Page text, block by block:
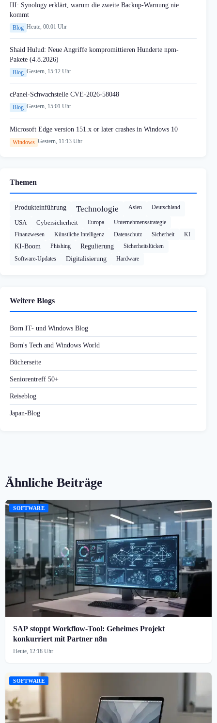
III: Synology erklärt, warum die zweite Backup-Warnung nie
kommt
Blog Heute, 00:01 Uhr
Shaid Hulud: Neue Angriffe kompromittieren Hunderte npm-
Pakete (4.8.2026)
Blog Gestern, 15:12 Uhr
cPanel-Schwachstelle CVE-2026-58048
Blog Gestern, 15:01 Uhr
Microsoft Edge version 151.x or later crashes in Windows 10
Windows Gestern, 11:13 Uhr
Themen
Produkteinführung Technologie Asien Deutschland
USA Cybersicherheit Europa
Unternehmensstrategie
Finanzwesen
Künstliche Intelligenz Datenschutz Sicherheit KI
KI-Boom Phishing Regulierung
Sicherheitslücken
Software-Updates
Digitalisierung Hardware
Weitere Blogs
Born IT- und Windows Blog
Born's Tech and Windows World
Bücherseite
Seniorentreff 50+
Reiseblog
Japan-Blog
Ähnliche Beiträge
SOFTWARE
SAP stoppt Workflow-Tool: Geheimes Projekt
konkurriert mit Partner n8n
Heute, 12:18 Uhr
SOFTWARE